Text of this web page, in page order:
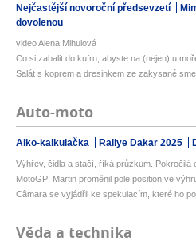
Nejčastější novoroční předsevzetí
dovolenou
video Alena Mihulová
Co si zabalit do kufru, abyste na (nejen) u
Salát s koprem a dresinkem ze zakysané
Auto-moto
Alko-kalkulačka Rallye Dakar 2025
Výhřev, čidla a stačí, říká průzkum. Pokročilá
MotoGP: Martin proměnil pole position ve
Câmara se vyjádřil ke spekulacím, které ho
Věda a technika